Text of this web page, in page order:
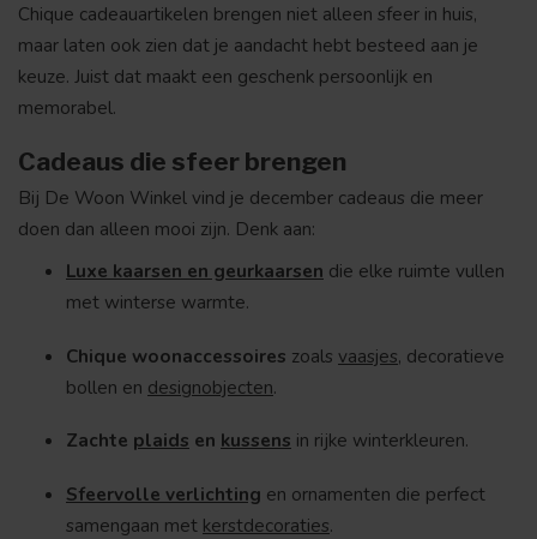
Chique cadeauartikelen brengen niet alleen sfeer in huis,
maar laten ook zien dat je aandacht hebt besteed aan je
keuze. Juist dat maakt een geschenk persoonlijk en
memorabel.
Cadeaus die sfeer brengen
Bij De Woon Winkel vind je december cadeaus die meer
doen dan alleen mooi zijn. Denk aan:
Luxe kaarsen en geurkaarsen die elke ruimte vullen
met winterse warmte.
Chique woonaccessoires zoals vaasjes, decoratieve
bollen en designobjecten.
Zachte plaids en kussens in rijke winterkleuren.
Sfeervolle verlichting en ornamenten die perfect
samengaan met kerstdecoraties.